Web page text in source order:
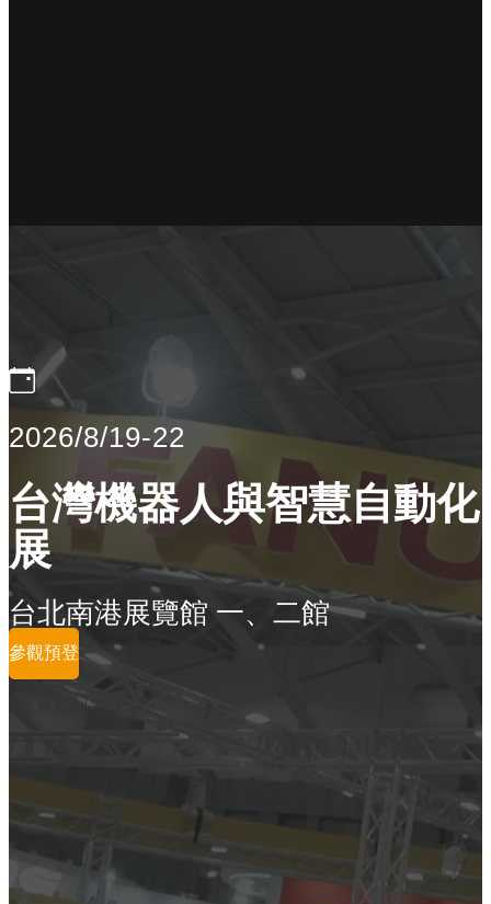
2026/8/19-22
台灣機器人與智慧自動化
展
台北南港展覽館 一、二館
參觀預登
參展商列表